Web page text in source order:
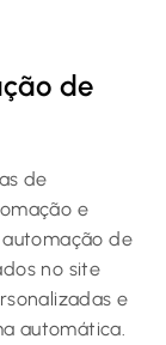
de
de
e
de
no site
e
automática.